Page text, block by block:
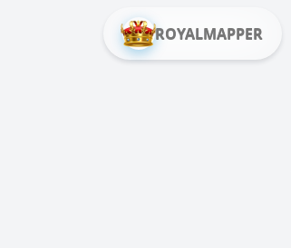
ROYALMAPPER